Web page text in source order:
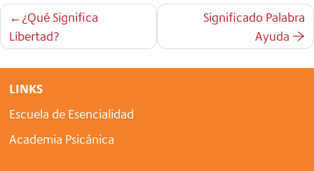
Navegación
de
entradas
¿Qué Significa
Libertad?
Significado Palabra
Ayuda
LINKS
Escuela de Esencialidad
Academia Psicánica